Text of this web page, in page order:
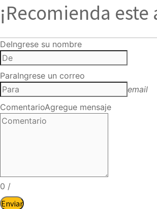
¡Recomienda
DeIngrese su nombre
ParaIngrese un correo
email
ComentarioAgregue mensaje
0 /
Enviar